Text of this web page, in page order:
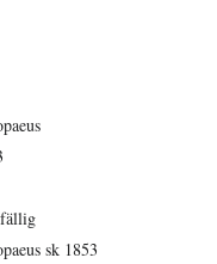
sk 1853